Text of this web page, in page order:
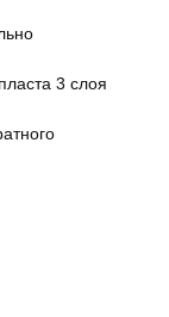
3 слоя